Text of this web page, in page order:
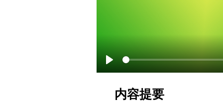
Play
内容提要